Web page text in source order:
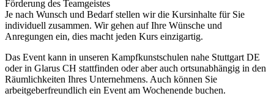
Förderung des Teamgeistes
Je nach Wunsch und Bedarf stellen wir die Kursinhalte für Sie
individuell zusammen. Wir gehen auf Ihre Wünsche und
Anregungen ein, dies macht jeden Kurs einzigartig.
Das Event kann in unseren Kampfkunstschulen nahe Stuttgart DE
oder in Glarus CH stattfinden oder aber auch ortsunabhängig in den
Räumlichkeiten Ihres Unternehmens. Auch können Sie
arbeitgeberfreundlich ein Event am Wochenende buchen.